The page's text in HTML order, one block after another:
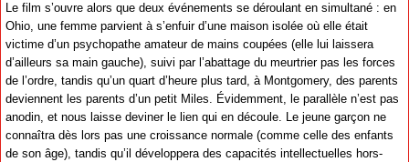
Le film s’ouvre alors que deux événements se déroulant en simultané : en
Ohio, une femme parvient à s’enfuir d’une maison isolée où elle était
victime d’un psychopathe amateur de mains coupées (elle lui laissera
d’ailleurs sa main gauche), suivi par l’abattage du meurtrier pas les forces
de l’ordre, tandis qu’un quart d’heure plus tard, à Montgomery, des parents
deviennent les parents d’un petit Miles. Évidemment, le parallèle n’est pas
anodin, et nous laisse deviner le lien qui en découle. Le jeune garçon ne
connaîtra dès lors pas une croissance normale (comme celle des enfants
de son âge), tandis qu’il développera des capacités intellectuelles hors-